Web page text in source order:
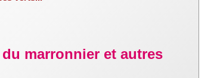
de
marronnier et autres